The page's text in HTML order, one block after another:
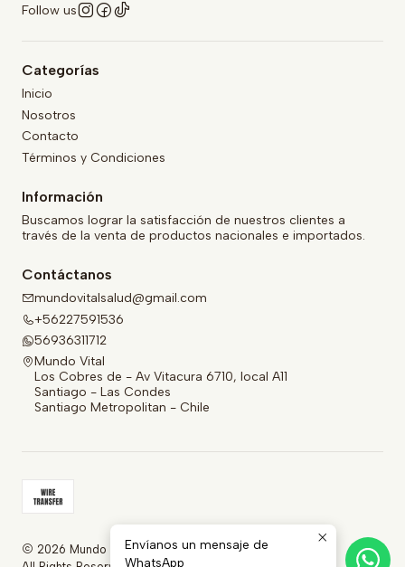
Follow us
Categorías
Inicio
Nosotros
Contacto
Términos y Condiciones
Información
Buscamos lograr la satisfacción de nuestros clientes a
través de la venta de productos nacionales e importados.
Contáctanos
mundovitalsalud@gmail.com
+56227591536
56936311712
Mundo Vital
Los Cobres de - Av Vitacura 6710, local A11
Santiago - Las Condes
Santiago Metropolitan - Chile
2026 Mundo Vital.Envíanos un mensaje de
WhatsApp